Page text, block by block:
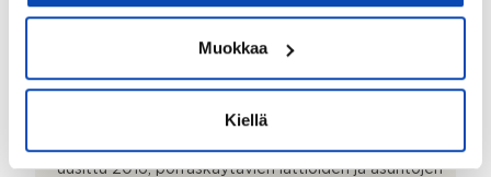
Muokkaa
Kiellä
kanavien puhdistus 2012, porrashuoneiden maalaus ja
vesijärjestelmät uusittu, huoneistojen märkätilat
uusittu linjasaneerauksen yhteydessä,
2015-2016, talosaunaosaston peruskorjaus
linjasaneerauksen yhteydessä, lämmönjakokeskus
uusittu 2016, porraskäytävien lattioiden ja asuntojen